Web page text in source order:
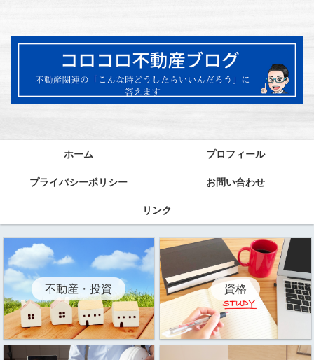
ホーム プロフィール
プライバシーポリシー お問い合わせ
リンク
不動産・投資 資格